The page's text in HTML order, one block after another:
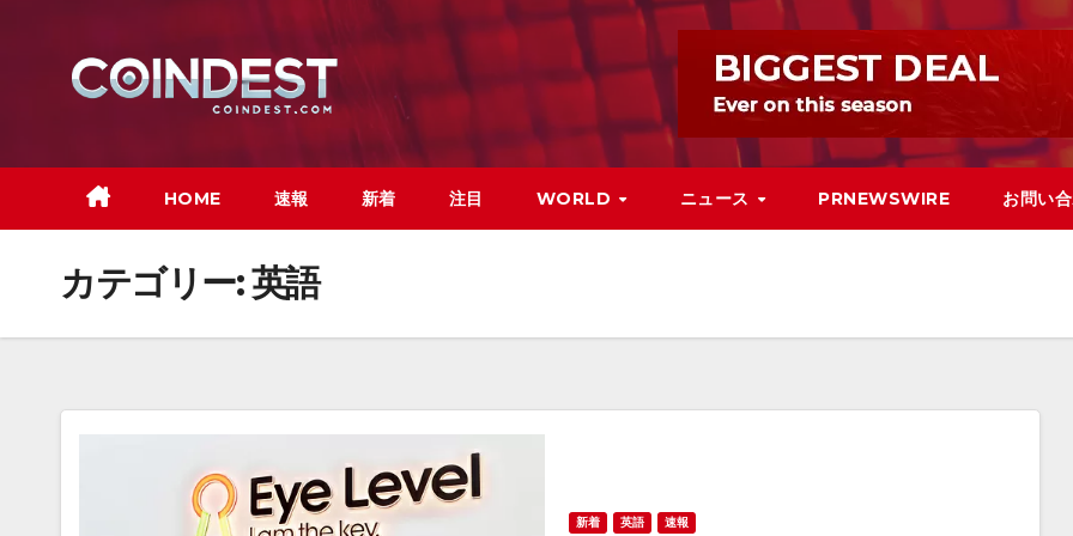
HOME 速報 新着 注目 WORLD ニュース PRNEWSWIRE お問い
カテゴリー:英語
新着 英語 速報